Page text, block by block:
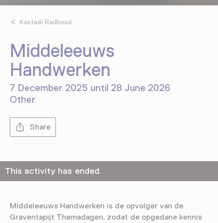
Kasteel Radboud
Middeleeuws
Handwerken
7 December 2025 until 28 June 2026
Other
Share
This activity has ended.
Middeleeuws Handwerken is de opvolger van de
Graventapijt Themadagen, zodat de opgedane kennis